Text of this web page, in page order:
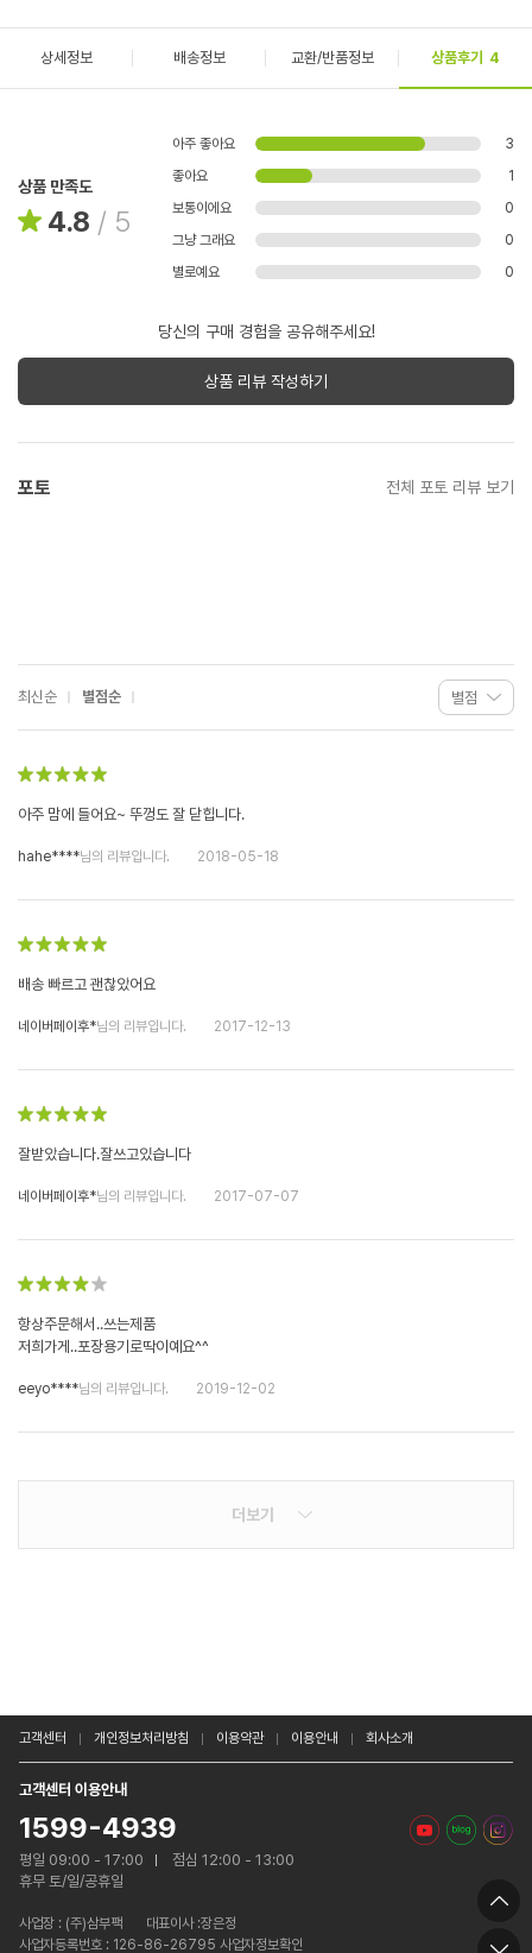
상세정보 배송정보 교환/반품정보 상품후기 4
상품 만족도
4.8 / 5
아주 좋아요
3
좋아요
1
보통이에요
0
그냥 그래요
0
별로예요
0
당신의 구매 경험을 공유해주세요!
상품 리뷰 작성하기
포토 전체 포토 리뷰 보기
최신순 별점순
아주 맘에 들어요~ 뚜껑도 잘 닫힙니다.
hahe****님의 리뷰입니다. 2018-05-18
배송 빠르고 괜찮았어요
네이버페이후*님의 리뷰입니다. 2017-12-13
잘받았습니다.잘쓰고있습니다
네이버페이후*님의 리뷰입니다. 2017-07-07
항상주문해서..쓰는제품
저희가게..포장용기로딱이예요^^
eeyo****님의 리뷰입니다. 2019-12-02
더보기
고객센터 개인정보처리방침 이용약관 이용안내 회사소개
고객센터 이용안내
1599-4939
평일 09:00 - 17:00
점심 12:00 - 13:00
휴무 토/일/공휴일
사업장 : (주)삼부팩
대표이사 :장은정
사업자등록번호 : 126-86-26795 사업자정보확인